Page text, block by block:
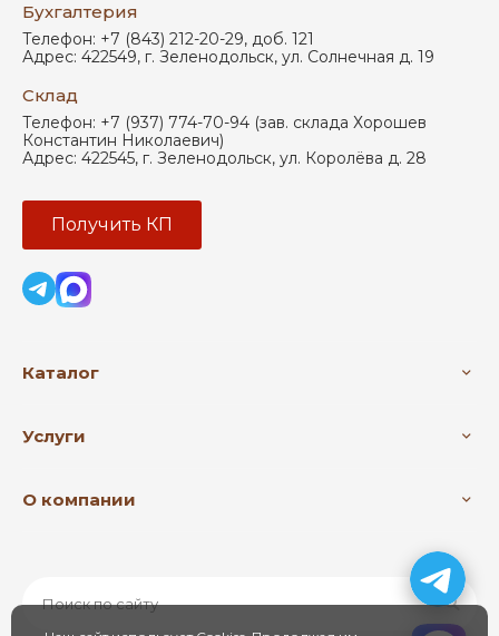
Бухгалтерия
Телефон: +7 (843) 212-20-29, доб. 121
Адрес: 422549, г. Зеленодольск, ул. Солнечная д. 19
Склад
Телефон: +7 (937) 774-70-94 (зав. склада Хорошев
Константин Николаевич)
Адрес: 422545, г. Зеленодольск, ул. Королёва д. 28
Получить КП
Каталог
Услуги
О компании